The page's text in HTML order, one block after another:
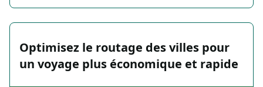
Optimisez le routage des villes pour
un voyage plus économique et rapide